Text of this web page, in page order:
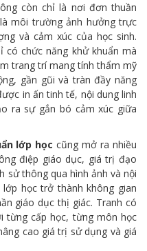
còn chỉ là nơi đơn thuần
môi trường ảnh hưởng trực
và cảm xúc của học sinh.
có chức năng khử khuẩn mà
trang trí mang tính thẩm mỹ
gần gũi và tràn đầy năng
in ấn tinh tế, nội dung linh
ra sự gắn bó cảm xúc giữa
lớp học cũng mở ra nhiều
điệp giáo dục, giá trị đạo
sử thông qua hình ảnh và nội
học trở thành không gian
giáo dục thị giác. Tranh có
từng cấp học, từng môn học
cao giá trị sử dụng và giá